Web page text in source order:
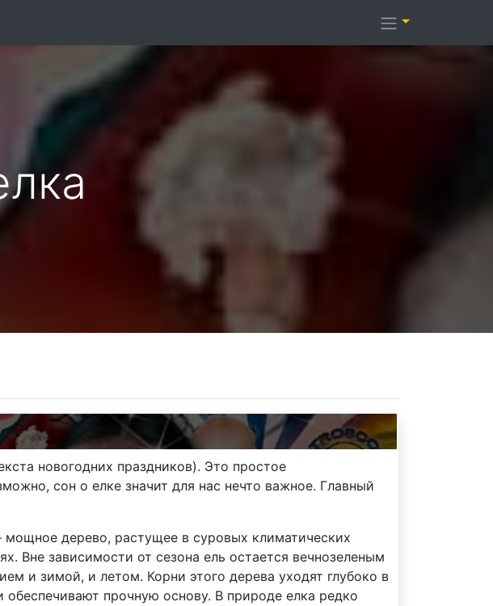
новогодних праздников). Это простое
сон о елке значит для нас нечто важное. Главный
дерево, растущее в суровых климатических
Вне зависимости от сезона ель остается вечнозеленым
и зимой, и летом. Корни этого дерева уходят глубоко в
обеспечивают прочную основу. В природе елка редко